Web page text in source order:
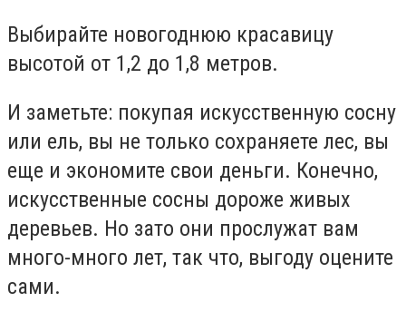
Выбирайте новогоднюю красавицу
высотой от 1,2 до 1,8 метров.
И заметьте: покупая искусственную сосну
или ель, вы не только сохраняете лес, вы
еще и экономите свои деньги. Конечно,
искусственные сосны дороже живых
деревьев. Но зато они прослужат вам
много-много лет, так что, выгоду оцените
сами.